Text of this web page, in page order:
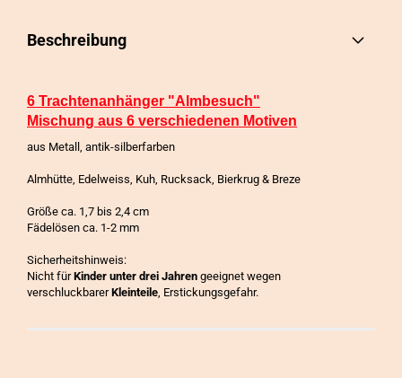
Beschreibung
6 Trachtenanhänger "Almbesuch"
Mischung aus 6 verschiedenen Motiven
aus Metall, antik-silberfarben
Almhütte, Edelweiss, Kuh, Rucksack, Bierkrug & Breze
Größe ca. 1,7 bis 2,4 cm
Fädelösen ca. 1-2 mm
Sicherheitshinweis:
Nicht fürKinder unter drei Jahren geeignet wegen
verschluckbarerKleinteile , Erstickungsgefahr.